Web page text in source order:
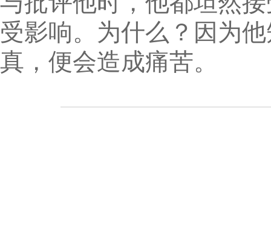
受影响。为什么？因为
真，便会造成痛苦。